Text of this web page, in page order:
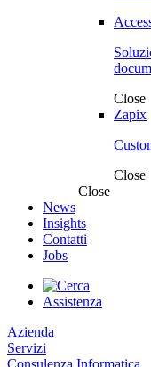
Close
Zapix
Close
Close
News
Insights
Contatti
Jobs
Assistenza
Azienda
Servizi
Consulenza Informatica